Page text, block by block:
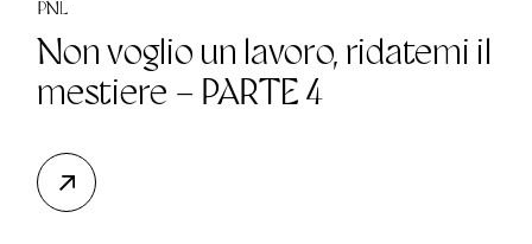
PNL
Non voglio un lavoro, ridatemi il
mestiere – PARTE 4